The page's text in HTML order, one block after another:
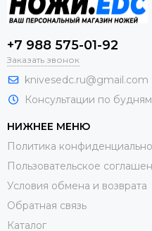
+7 988 575-01-92
Заказать звонок
knivesedc.ru@gmail.com
Консультации по
НИЖНЕЕ МЕНЮ
Политика
Пользовательское
Условия обмена и возврата
Обратная связь
Каталог